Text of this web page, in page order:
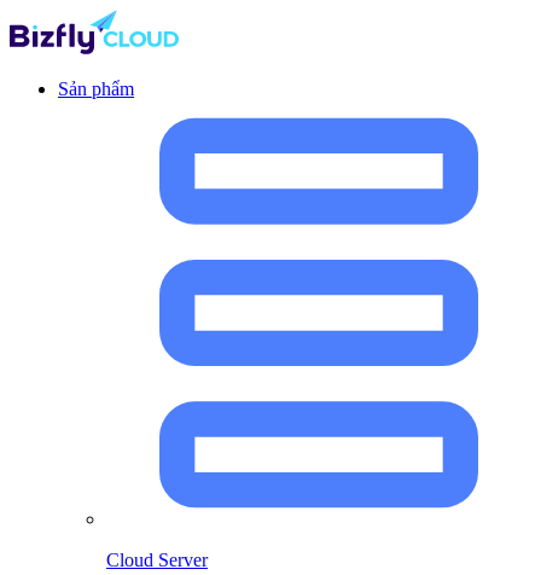
Sản phẩm
Cloud Server